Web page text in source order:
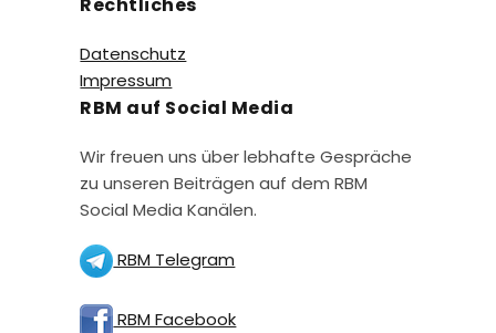
Rechtliches
Datenschutz
Impressum
RBM auf Social Media
Wir freuen uns über lebhafte Gespräche
zu unseren Beiträgen auf dem RBM
Social Media Kanälen.
RBM Telegram
RBM Facebook